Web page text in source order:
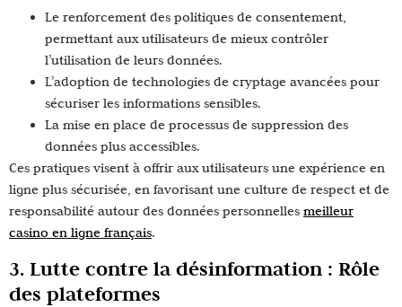
Le renforcement des politiques de consentement,
permettant aux utilisateurs de mieux contrôler
l’utilisation de leurs données.
L’adoption de technologies de cryptage avancées pour
sécuriser les informations sensibles.
La mise en place de processus de suppression des
données plus accessibles.
Ces pratiques visent à offrir aux utilisateurs une expérience en
ligne plus sécurisée, en favorisant une culture de respect et de
responsabilité autour des données personnelles meilleur
casino en ligne français.
3. Lutte contre la désinformation : Rôle
des plateformes